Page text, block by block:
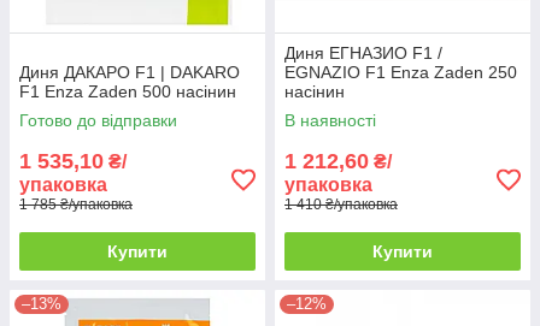
Диня ДАКАРО F1 | DAKARO
F1 Enza Zaden 500 насінин
Готово до відправки
1 535,10 ₴/
упаковка
1 785 ₴/упаковка
Купити
Диня ЕГНАЗИО F1 /
EGNAZIO F1 Enza Zaden 250
насінин
В наявності
1 212,60 ₴/
упаковка
1 410 ₴/упаковка
Купити
–13% –12%